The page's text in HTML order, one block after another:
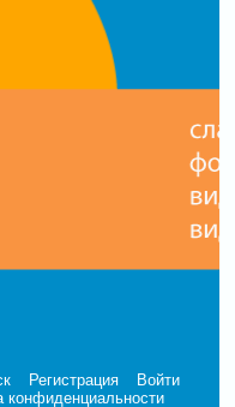
Регистрация
Войти
конфиденциальности